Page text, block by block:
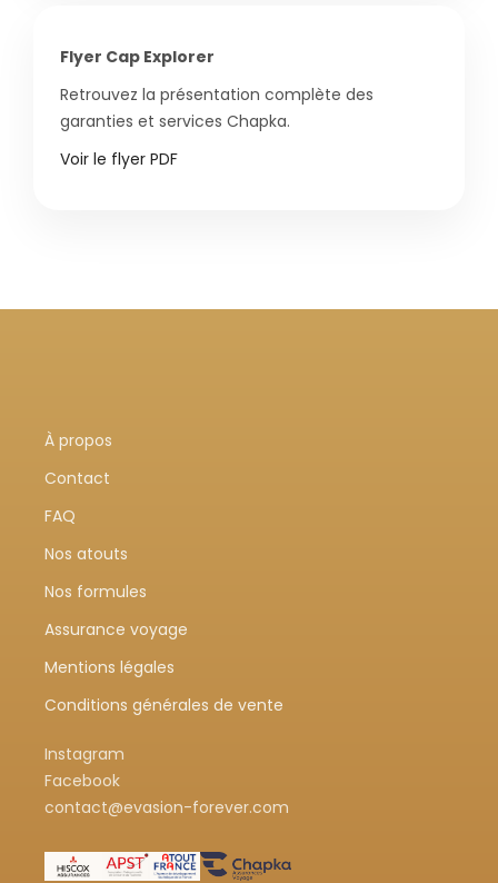
Flyer Cap Explorer
Retrouvez la présentation complète des
garanties et services Chapka.
Voir le flyer PDF
À propos
Contact
FAQ
Nos atouts
Nos formules
Assurance voyage
Mentions légales
Conditions générales de vente
Instagram
Facebook
contact@evasion-forever.com